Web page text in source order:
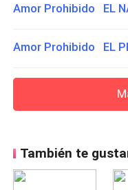
Amor Prohibido EL
Amor Prohibido EL
También te